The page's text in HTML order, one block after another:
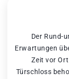
Der Rund-
Erwartungen
Zeit vor
Türschloss